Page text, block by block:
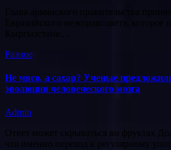
Евразийского межправсовета, которое
Разное
Не мясо, а сахар? Ученые
эволюции человеческого мозга
Admin
Ответ может скрываться во фруктах Долгое время считалось,
что именно переход к регулярному